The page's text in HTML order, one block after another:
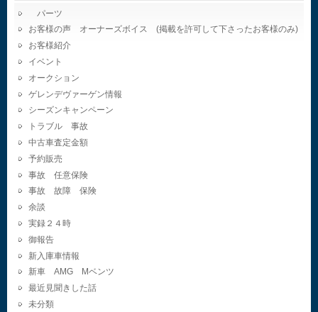
パーツ
お客様の声 オーナーズボイス (掲載を許可して下さったお客様のみ)
お客様紹介
イベント
オークション
ゲレンデヴァーゲン情報
シーズンキャンペーン
トラブル 事故
中古車査定金額
予約販売
事故 任意保険
事故 故障 保険
余談
実録２４時
御報告
新入庫車情報
新車 AMG Mベンツ
最近見聞きした話
未分類